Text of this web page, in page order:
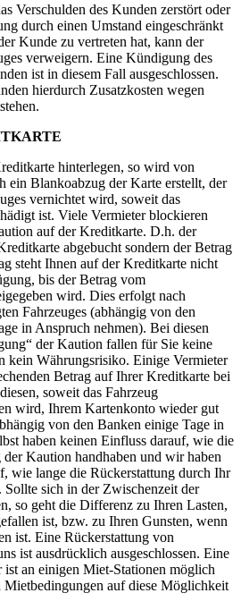
Verschulden des Kunden zerstört oder
durch einen Umstand eingeschränkt
Kunde zu vertreten hat, kann der
verweigern. Eine Kündigung des
ist in diesem Fall ausgeschlossen.
hierdurch Zusatzkosten wegen
hinterlegen, so wird von
ein Blankoabzug der Karte erstellt, der
vernichtet wird, soweit das
ist. Viele Vermieter blockieren
auf der Kreditkarte. D.h. der
abgebucht sondern der Betrag
steht Ihnen auf der Kreditkarte nicht
bis der Betrag vom
wird. Dies erfolgt nach
Fahrzeuges (abhängig von den
in Anspruch nehmen). Bei diesen
der Kaution fallen für Sie keine
kein Währungsrisiko. Einige Vermieter
Betrag auf Ihrer Kreditkarte bei
soweit das Fahrzeug
wird, Ihrem Kartenkonto wieder gut
von den Banken einige Tage in
haben keinen Einfluss darauf, wie die
Kaution handhaben und wir haben
wie lange die Rückerstattung durch Ihr
Sollte sich in der Zwischenzeit der
so geht die Differenz zu Ihren Lasten,
ist, bzw. zu Ihren Gunsten, wenn
ist. Eine Rückerstattung von
ist ausdrücklich ausgeschlossen. Eine
an einigen Miet-Stationen möglich
auf diese Möglichkeit